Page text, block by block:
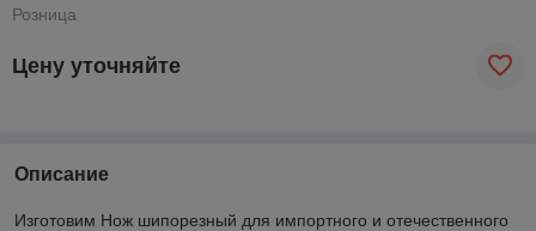
Розница
Цену уточняйте
Описание
Изготовим Нож шипорезный для импортного и отечественного